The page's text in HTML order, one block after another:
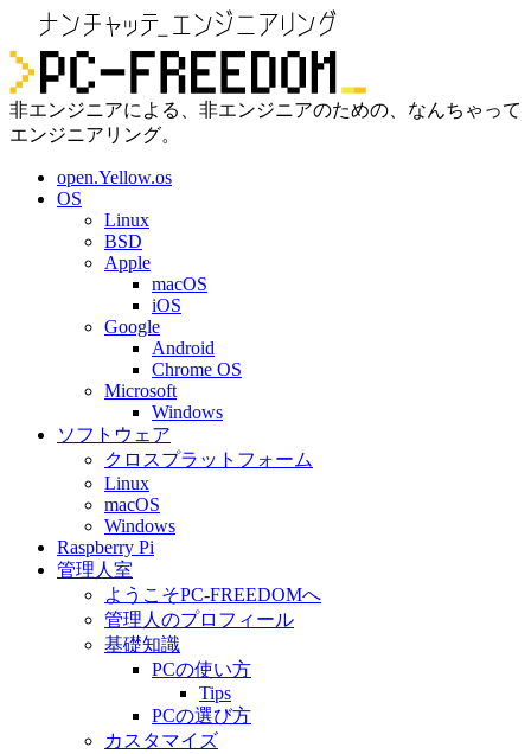
非エンジニアによる、非エンジニアのための、なんちゃって
エンジニアリング。
open.Yellow.os
OS
Linux
BSD
Apple
macOS
iOS
Google
Android
Chrome OS
Microsoft
Windows
ソフトウェア
クロスプラットフォーム
Linux
macOS
Windows
Raspberry Pi
管理人室
ようこそPC-FREEDOMへ
管理人のプロフィール
基礎知識
PCの使い方
Tips
PCの選び方
カスタマイズ